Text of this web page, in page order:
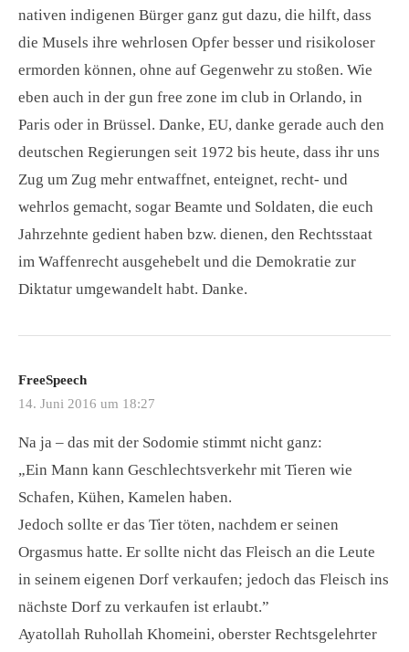
nativen indigenen Bürger ganz gut dazu, die hilft, dass
die Musels ihre wehrlosen Opfer besser und risikoloser
ermorden können, ohne auf Gegenwehr zu stoßen. Wie
eben auch in der gun free zone im club in Orlando, in
Paris oder in Brüssel. Danke, EU, danke gerade auch den
deutschen Regierungen seit 1972 bis heute, dass ihr uns
Zug um Zug mehr entwaffnet, enteignet, recht- und
wehrlos gemacht, sogar Beamte und Soldaten, die euch
Jahrzehnte gedient haben bzw. dienen, den Rechtsstaat
im Waffenrecht ausgehebelt und die Demokratie zur
Diktatur umgewandelt habt. Danke.
FreeSpeech
14. Juni 2016 um 18:27
Na ja – das mit der Sodomie stimmt nicht ganz:
„Ein Mann kann Geschlechtsverkehr mit Tieren wie
Schafen, Kühen, Kamelen haben.
Jedoch sollte er das Tier töten, nachdem er seinen
Orgasmus hatte. Er sollte nicht das Fleisch an die Leute
in seinem eigenen Dorf verkaufen; jedoch das Fleisch ins
nächste Dorf zu verkaufen ist erlaubt.”
Ayatollah Ruhollah Khomeini, oberster Rechtsgelehrter